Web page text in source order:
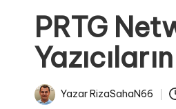
a
Ş
A
H
PRTG
Posted
Yazar RizaSahaN66